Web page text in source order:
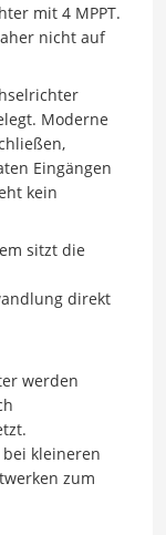
mit 4 MPPT.
nicht auf
Moderne
Eingängen
kein
sitzt die
direkt
werden
kleineren
zum